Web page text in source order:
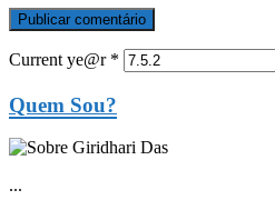
Current ye@r *
Quem Sou?
...